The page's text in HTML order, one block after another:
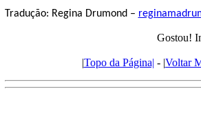
Tradução: Regina Drumond –
Gostou!
|Topo da Página| - |Voltar